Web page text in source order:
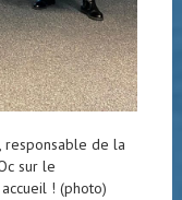
, responsable de la
sur le
! (photo)